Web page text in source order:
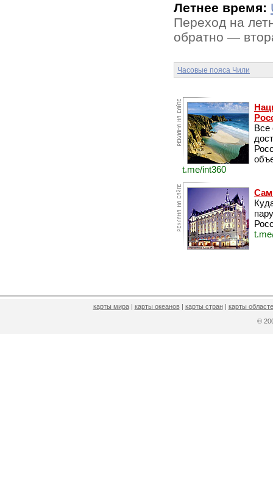
Летнее время:
Переход на
обратно —
Часовые пояса Чили
Все
t.me/int360
карты мира| карты океанов| карты стран| карты
©